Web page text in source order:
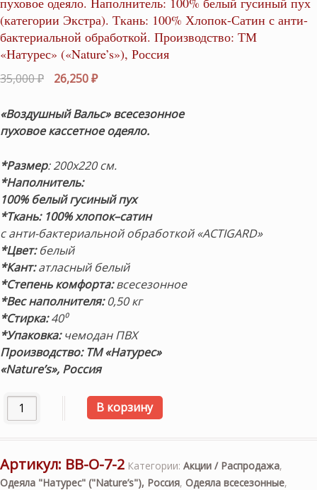
(категории Экстра). Ткань: 100% Хлопок-Сатин с анти-
бактериальной обработкой. Производство: ТМ
«Натурес» («Nature’s»), Россия
35,000₽
Первоначальная
составляла
35,000 ₽.
26,250₽Текущая
26,250 ₽.
«Воздушный Вальс» всесезонное
пуховое кассетное одеяло.
*Размер: 200х220 см.
*Наполнитель:
100% белый гусиный пух
*Ткань: 100% хлопок–сатин
с анти-бактериальной обработкой «ACTIGARD»
*Цвет:белый
*Кант:атласный белый
*Степень комфорта:всесезонное
*Вес наполнителя:0,50 кг
*Стирка:40⁰
*Упаковка:чемодан ПВХ
Производство: ТМ «Натурес»
«Nature’s», Россия
Количество товара «Воздушный Вальс» 200х220см.
В корзину
Артикул: ВВ-О-7-2 Категории: Акции / Распродажа,
Одеяла "Натурес" ("Nature’s"), Россия, Одеяла всесезонные,